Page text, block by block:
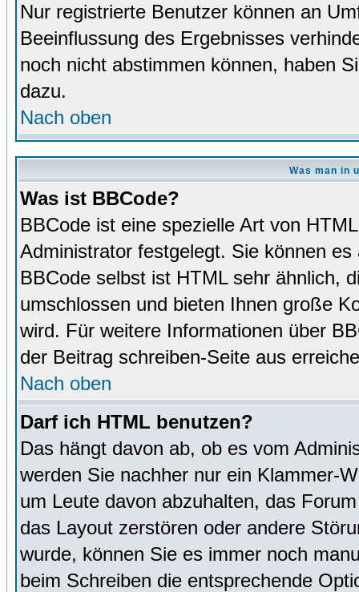
Nur registrierte Benutzer können an
Beeinflussung des Ergebnisses
noch nicht abstimmen können, haben
dazu.
Nach oben
Was man in
Was ist BBCode?
BBCode ist eine spezielle Art von
Administrator festgelegt. Sie können
BBCode selbst ist HTML sehr ähnlich,
umschlossen und bieten Ihnen große
wird. Für weitere Informationen über
der Beitrag schreiben-Seite aus
Nach oben
Darf ich HTML benutzen?
Das hängt davon ab, ob es vom
werden Sie nachher nur ein Klammer-
um Leute davon abzuhalten, das
das Layout zerstören oder andere
wurde, können Sie es immer noch
beim Schreiben die entsprechende